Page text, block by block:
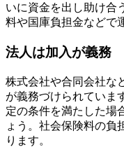
いに資金を出し助け合
料や国庫負担金などで
法人は加入が義務
株式会社や合同会社な
が義務づけられていま
定の条件を満たした場
ょう。社会保険料の負
ります。